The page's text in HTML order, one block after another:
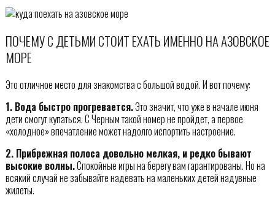
ПОЧЕМУ С ДЕТЬМИ СТОИТ ЕХАТЬ ИМЕННО НА АЗОВСКОЕ
МОРЕ
Это отличное место для знакомства с большой водой. И вот почему:
1. Вода быстро прогревается.Это значит, что уже в начале июня
дети смогут купаться. С Черным такой номер не пройдет, а первое
«холодное» впечатление может надолго испортить настроение.
2. Прибрежная полоса довольно мелкая, и редко бывают
высокие волны.Спокойные игры на берегу вам гарантированы. Но на
всякий случай не забывайте надевать на маленьких детей надувные
жилеты.